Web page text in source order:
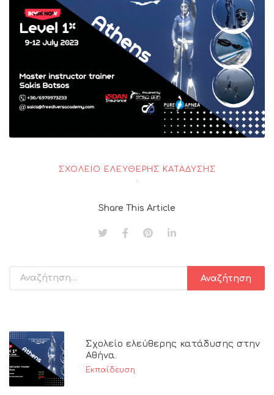
ΣΧΟΛΕΊΟ ΕΛΕΎΘΕΡΗΣ ΚΑΤΆΔΥΣΗΣ
Share This Article
Σχολείο ελεύθερης κατάδυσης στην
Αθήνα.
Εκπαίδευση